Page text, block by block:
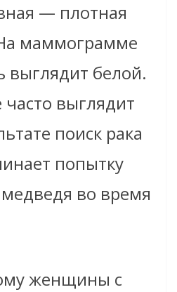
— плотная
маммограмме
выглядит белой.
выглядит
поиск рака
попытку
во время
женщины с